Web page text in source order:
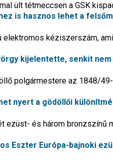
ült tétmeccsen a GSK
is hasznos lehet a
kéziszerszám,
kijelentette, senkit
polgármestere az 1848/
nyert a gödöllői
ezüst- és három bronzszínű
Eszter Európa-bajnoki